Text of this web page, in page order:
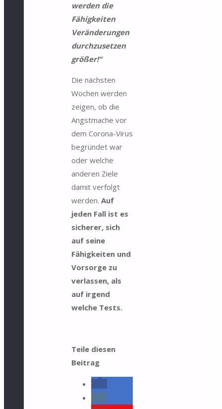
werden die
Fähigkeiten
Veränderungen
durchzusetzen
größer!“
Die nächsten
Wochen werden
zeigen, ob die
Angstmache vor
dem Corona-Virus
begründet war
oder welche
anderen Ziele
damit verfolgt
werden. Auf
jeden Fall ist es
sicherer, sich
auf seine
Fähigkeiten und
Vorsorge zu
verlassen, als
auf irgend
welche Tests.
Teile diesen
Beitrag